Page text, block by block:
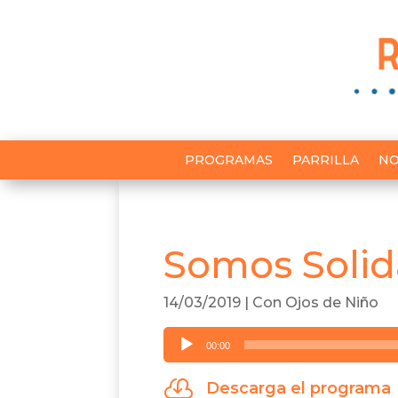
PROGRAMAS PARRILLA
Somos
14/03/2019
Con Ojos de Niño
Reproductor
de
audio
00:00
 Descarga el programa